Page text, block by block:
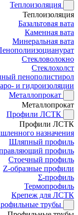
Теплоизоляция
Теплоизоляция
Базальтовая вата
Каменная вата
Минеральная вата
Стекловолокно
Стеклохолст
пенополистирол
и гидроизоляции
Металлопрокат
Металлопрокат
Профили ЛСТК
Профили ЛСТК
назначения
Шляпный профиль
профиль
Стоечный профиль
Z-образные профили
Σ-профиль
Термопрофиль
Крепеж для ЛСТК
трубы